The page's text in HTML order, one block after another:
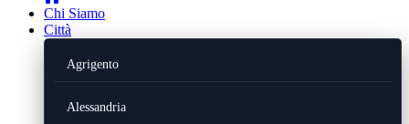
Chi Siamo
Città
Agrigento
Alessandria